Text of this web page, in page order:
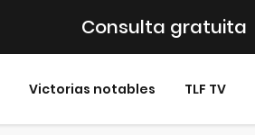
Consulta gratuita
Victorias notables TLF TV